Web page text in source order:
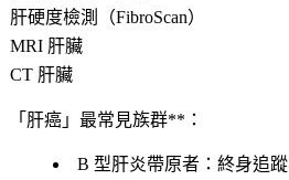
肝硬度檢測
（FibroScan）
MRI 肝臟
CT 肝臟
「肝癌」最常見族群**：
B 型肝炎帶原者：終身追蹤